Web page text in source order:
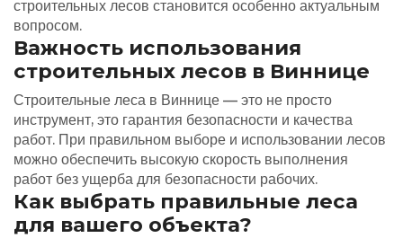
строительных лесов становится особенно актуальным
вопросом.
Важность использования
строительных лесов в Виннице
Строительные леса в Виннице — это не просто
инструмент, это гарантия безопасности и качества
работ. При правильном выборе и использовании лесов
можно обеспечить высокую скорость выполнения
работ без ущерба для безопасности рабочих.
Как выбрать правильные леса
для вашего объекта?